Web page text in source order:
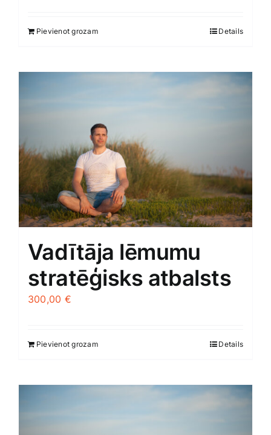
Pievienot grozam Details
Vadītāja lēmumu
stratēģisks atbalsts
300,00 €
Pievienot grozam Details